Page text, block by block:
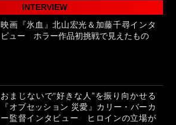
INTERVIEW
映画『氷血』北山宏光＆加藤千尋インタ
ビュー ホラー作品初挑戦で見えたもの
おまじないで“好きな人”を振り向かせる
『オブセッション 災愛』カリー・バーカ
ー監督インタビュー ヒロインの立場が